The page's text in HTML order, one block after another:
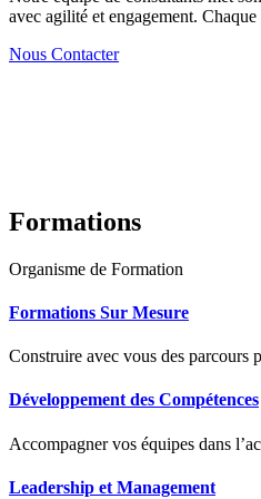
avec agilité et engagement.
Nous Contacter
Formations
Organisme de Formation
Formations Sur Mesure
Construire avec vous des parcours
Développement des Compétences
Accompagner vos équipes dans
Leadership et Management